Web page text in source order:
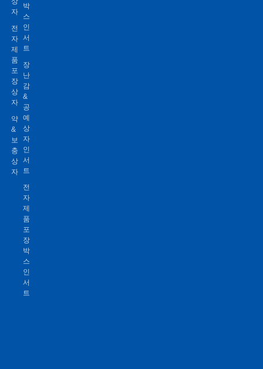
자
전
자
제
품
포
장
상
자
약
&
보
충
상
자
박
스
인
서
트
장
난
감
&
공
예
상
자
인
서
트
전
자
제
품
포
장
박
스
인
서
트